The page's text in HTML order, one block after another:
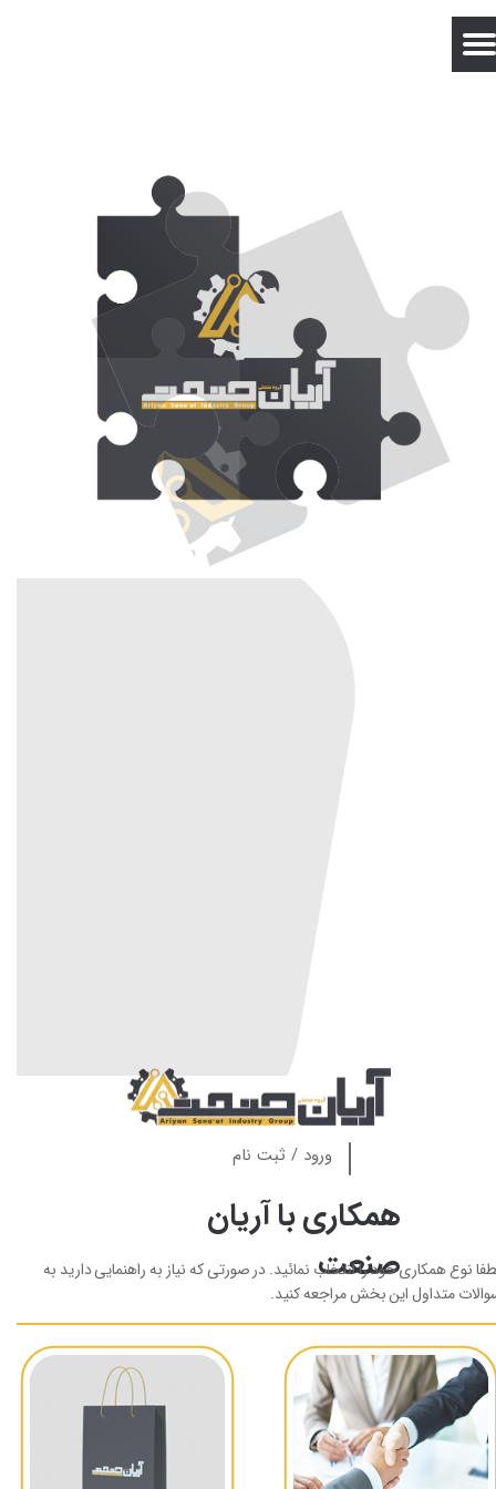
همکاری با آریان
صنعت
نوع همکاری خود را انتخاب نمائید. در صورتی که نیاز به راهنمایی دارید به
متداول این بخش مراجعه کنید.
ورود / ثبت نام
حساب کاربری من
خروج از حساب کاربری